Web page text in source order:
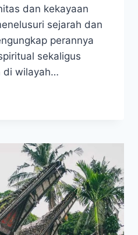
dan kekayaan
sejarah dan
perannya
sekaligus
di wilayah…